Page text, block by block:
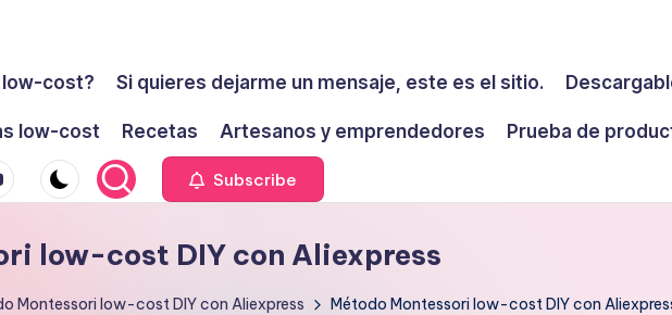
low-cost? Si quieres dejarme un mensaje, este es el sitio.
low-cost Recetas Artesanos y emprendedores Prueba de
Subscribe
low-cost DIY con Aliexpress
Montessori low-cost DIY con Aliexpress Método Montessori low-cost DIY con